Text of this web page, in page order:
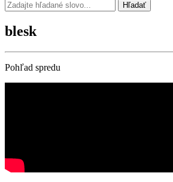
Hľadať
blesk
Pohľad spredu